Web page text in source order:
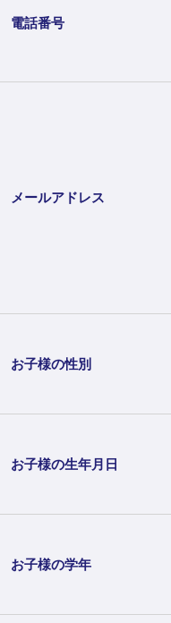
電話番号
メールアドレス
お子様の性別
お子様の生年月日
お子様の学年